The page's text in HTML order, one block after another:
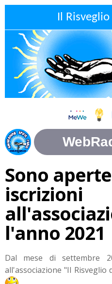
Il
Sono
iscrizioni
l'anno 2021
Dal mese di settembre
all'associazione "Il Risveglio